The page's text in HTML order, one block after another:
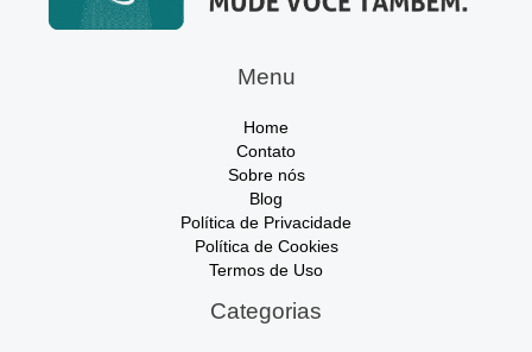
Menu
Home
Contato
Sobre nós
Blog
Política de Privacidade
Política de Cookies
Termos de Uso
Categorias